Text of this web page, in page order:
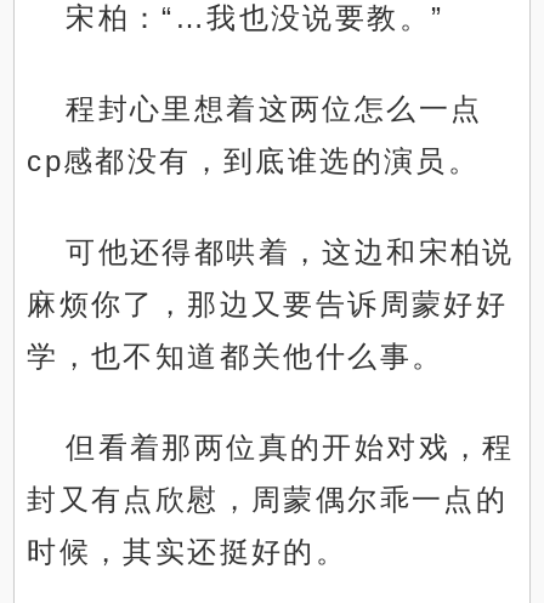
宋柏：“…我也没说要教。”
程封心里想着这两位怎么一点
cp感都没有，到底谁选的演员。
可他还得都哄着，这边和宋柏说
麻烦你了，那边又要告诉周蒙好好
学，也不知道都关他什么事。
但看着那两位真的开始对戏，程
封又有点欣慰，周蒙偶尔乖一点的
时候，其实还挺好的。